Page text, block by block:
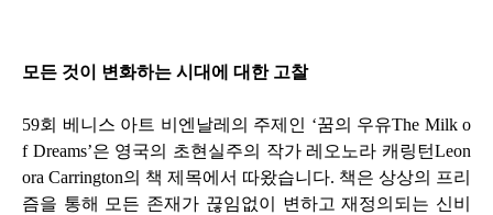
모든 것이 변화하는 시대에 대한 고찰
59회 베니스 아트 비엔날레의 주제인 ‘꿈의 우유The Milk o
f Dreams’은 영국의 초현실주의 작가 레오노라 캐링턴Leon
ora Carrington의 책 제목에서 따왔습니다. 책은 상상의 프리
즘을 통해 모든 존재가 끊임없이 변하고 재정의되는 신비